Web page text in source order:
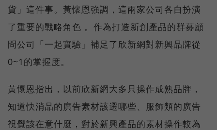
貨」這件事。黃懷恩強調，這兩家公司各自扮演
了重要的戰略角色 。作為打造新創產品的群募顧
問公司「一起實驗」補足了欣新網對新興品牌從
0~1的掌握度。
黃懷恩指出，以前欣新網大多只操作成熟品牌，
知道快消品的廣告素材該選哪些、服飾類的廣告
視覺該在意什麼，對於新興產品的素材操作較為